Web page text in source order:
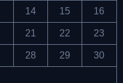
14 15 16
21 22 23
28 29 30